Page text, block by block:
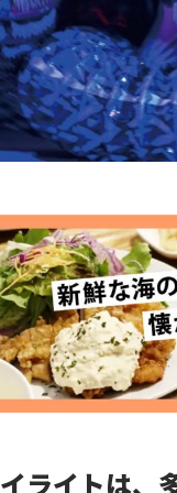
ライトは、